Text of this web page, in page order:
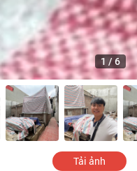
1 /6
Tải ảnh